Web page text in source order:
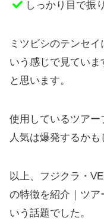
しっかり目で振
ミツビシのテンセ
いう感じで見てい
と思います。
使用しているツア
人気は爆発するかも
以上、フジクラ・
の特徴を紹介｜ツア
いう話題でした。